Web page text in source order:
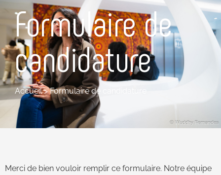
Formulaire de
candidature
Accueil>Formulaire de candidature
Merci de bien vouloir remplir ce formulaire. Notre équipe